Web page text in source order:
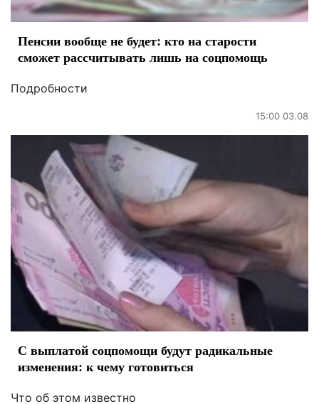
Пенсии вообще не будет: кто на старости
сможет рассчитывать лишь на соцпомощь
Подробности
15:00 03.08
С выплатой соцпомощи будут радикальные
изменения: к чему готовиться
Что об этом известно